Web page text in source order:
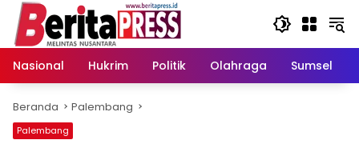
Langsung
konten
Nasional
Hukrim Politik Olahraga Sumsel
Beranda Palembang
Palembang